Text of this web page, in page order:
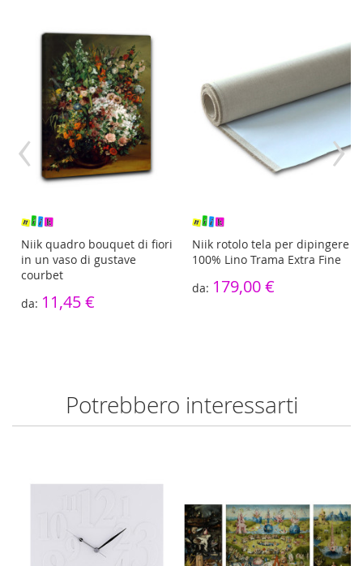
Niik quadro bouquet di fiori
in un vaso di gustave
courbet
11,45 €
Niik rotolo tela per dipingere
100% Lino Trama Extra Fine
179,00 €
‹ ›
Potrebbero interessarti